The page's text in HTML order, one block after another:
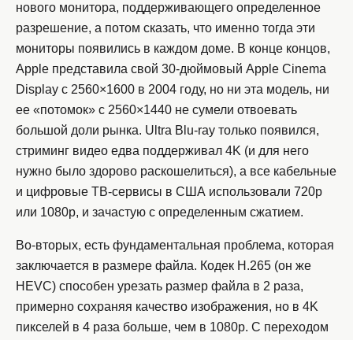
нового монитора, поддерживающего определенное
разрешение, а потом сказать, что именно тогда эти
мониторы появились в каждом доме. В конце концов,
Apple представила свой 30-дюймовый Apple Cinema
Display с 2560×1600 в 2004 году, но ни эта модель, ни
ее «потомок» с 2560×1440 не сумели отвоевать
большой доли рынка. Ultra Blu-ray только появился,
стриминг видео едва поддерживал 4K (и для него
нужно было здорово раскошелиться), а все кабельные
и цифровые ТВ-сервисы в США использовали 720p
или 1080p, и зачастую с определенным сжатием.
Во-вторых, есть фундаментальная проблема, которая
заключается в размере файла. Кодек H.265 (он же
HEVC) способен урезать размер файла в 2 раза,
примерно сохраняя качество изображения, но в 4K
пикселей в 4 раза больше, чем в 1080p. С переходом